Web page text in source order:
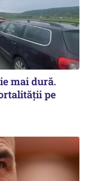
mai dură.
pe